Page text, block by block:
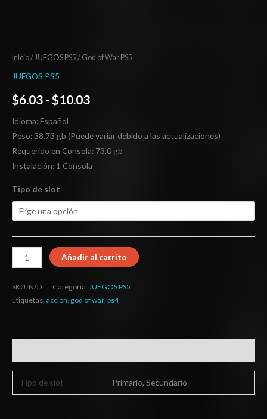
Inicio/JUEGOS PS5 / God of War PS5
JUEGOS PS5
$6.03 - $10.03
Idioma: Español
Peso: 38.73 gb (Puede variar debido a las actualizaciones)
Requerido en Consola: 73.0 gb
Instalación: 1 Consola
Tipo de slot
Añadir al carrito
SKU: N/D Categoría: JUEGOS PS5
Etiquetas: accion god of war ps4
Tipo de slot Primario, Secundario